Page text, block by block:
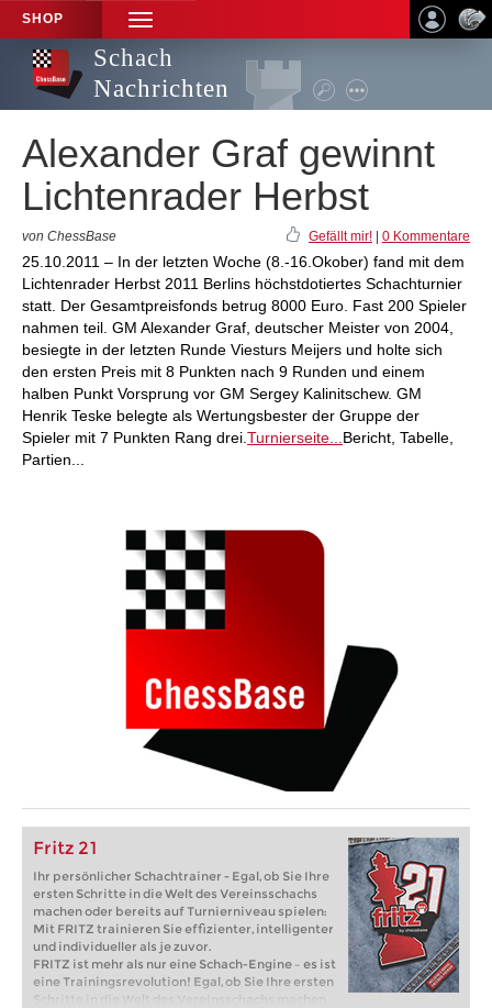
SHOP
TOGGLE
NAVIGATION
Schach
Nachrichten
Alexander Graf gewinnt
Lichtenrader Herbst
von ChessBase Gefällt mir! 0 Kommentare
25.10.2011 – In der letzten Woche (8.-16.Okober) fand mit dem
Lichtenrader Herbst 2011 Berlins höchstdotiertes Schachturnier
statt. Der Gesamtpreisfonds betrug 8000 Euro. Fast 200 Spieler
nahmen teil. GM Alexander Graf, deutscher Meister von 2004,
besiegte in der letzten Runde Viesturs Meijers und holte sich
den ersten Preis mit 8 Punkten nach 9 Runden und einem
halben Punkt Vorsprung vor GM Sergey Kalinitschew. GM
Henrik Teske belegte als Wertungsbester der Gruppe der
Spieler mit 7 Punkten Rang drei. Turnierseite... Bericht, Tabelle,
Partien...
Fritz 21
Ihr persönlicher Schachtrainer - Egal, ob Sie Ihre
ersten Schritte in die Welt des Vereinsschachs
machen oder bereits auf Turnierniveau spielen:
Mit FRITZ trainieren Sie effizienter, intelligenter
und individueller als je zuvor.
FRITZ ist mehr als nur eine Schach-Engine – es ist
eine Trainingsrevolution! Egal, ob Sie Ihre ersten
Schritte in die Welt des Vereinsschachs machen